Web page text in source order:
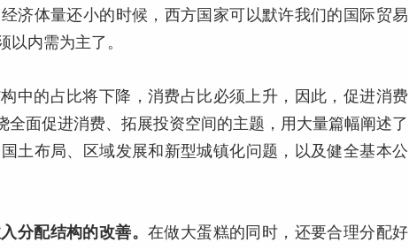
济体量还小的时候，西方国家可以默许我们的国际贸易
内需为主了。
中的占比将下降，消费占比必须上升，因此，促进消费
全面促进消费、拓展投资空间的主题，用大量篇幅阐述了
土布局、区域发展和新型城镇化问题，以及健全基本公
分配结构的改善。 在做大蛋糕的同时，还要合理分配好